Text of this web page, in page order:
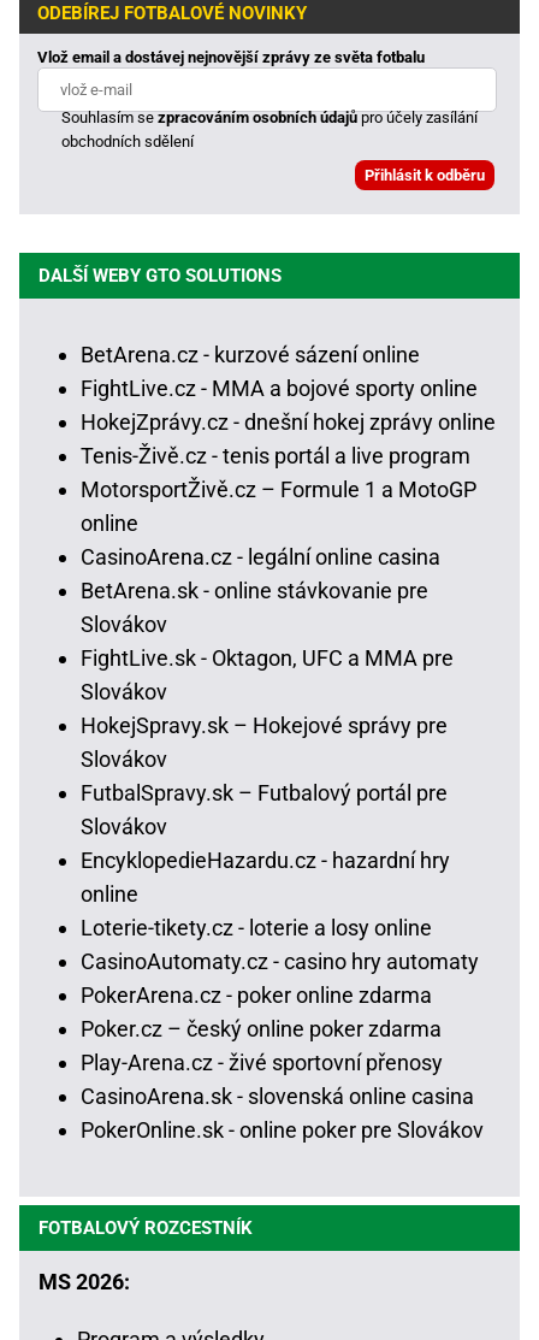
ODEBÍREJ FOTBALOVÉ NOVINKY
Vlož email a dostávej nejnovější zprávy ze světa fotbalu
Souhlasím sezpracováním osobních údajůpro účely zasílání
obchodních sdělení
DALŠÍ WEBY GTO SOLUTIONS
BetArena.cz - kurzové sázení online
FightLive.cz - MMA a bojové sporty online
HokejZprávy.cz - dnešní hokej zprávy online
Tenis-Živě.cz - tenis portál a live program
MotorsportŽivě.cz – Formule 1 a MotoGP
online
CasinoArena.cz - legální online casina
BetArena.sk - online stávkovanie pre
Slovákov
FightLive.sk - Oktagon, UFC a MMA pre
Slovákov
HokejSpravy.sk – Hokejové správy pre
Slovákov
FutbalSpravy.sk – Futbalový portál pre
Slovákov
EncyklopedieHazardu.cz - hazardní hry
online
Loterie-tikety.cz - loterie a losy online
CasinoAutomaty.cz - casino hry automaty
PokerArena.cz - poker online zdarma
Poker.cz – český online poker zdarma
Play-Arena.cz - živé sportovní přenosy
CasinoArena.sk - slovenská online casina
PokerOnline.sk - online poker pre Slovákov
FOTBALOVÝ ROZCESTNÍK
MS 2026: